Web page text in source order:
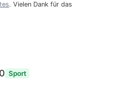
. Vielen Dank für das
Sport